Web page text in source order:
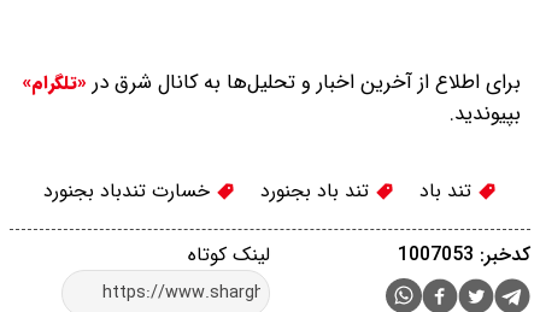
برای اطلاع از آخرین اخبار و تحلیل‌ها به کانال شرق در «تلگرام»
بپیوندید.
تند باد تند باد بجنورد خسارت تندباد بجنورد
لینک کوتاه کدخبر: 1007053